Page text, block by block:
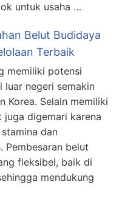
untuk usaha …
Belut Budidaya
Terbaik
memiliki potensi
luar negeri semakin
Korea. Selain memiliki
juga digemari karena
dan
Pembesaran belut
fleksibel, baik di
mendukung